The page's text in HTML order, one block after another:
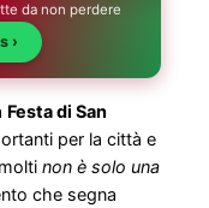
da non perdere
›
Festa di San
per la città e
non è solo una
che segna